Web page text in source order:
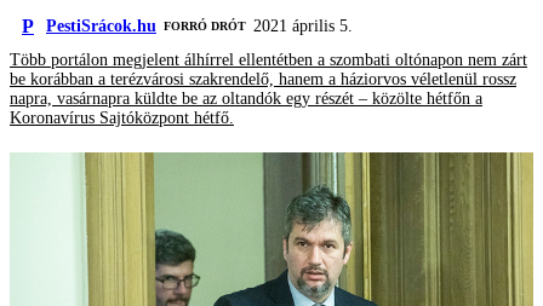
P PestiSrácok.hu FORRÓ DRÓT 2021 április 5.
Több portálon megjelent álhírrel ellentétben a szombati oltónapon nem zárt
be korábban a terézvárosi szakrendelő, hanem a háziorvos véletlenül rossz
napra, vasárnapra küldte be az oltandók egy részét – közölte hétfőn a
Koronavírus Sajtóközpont hétfő.